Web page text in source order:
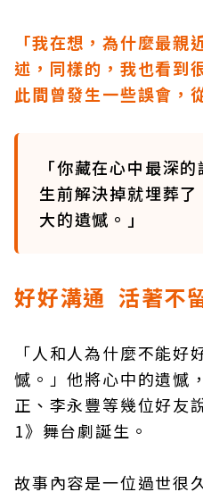
「我在想，為什麼最親
述，同樣的，我也看到
此間曾發生一些誤會，
「你藏在心中最深
生前解決掉就埋葬
大的遺憾。」
好好溝通 活著不
「人和人為什麼不能好
憾。」他將心中的遺憾
正、李永豐等幾位好友
1》舞台劇誕生。
故事內容是一位過世很